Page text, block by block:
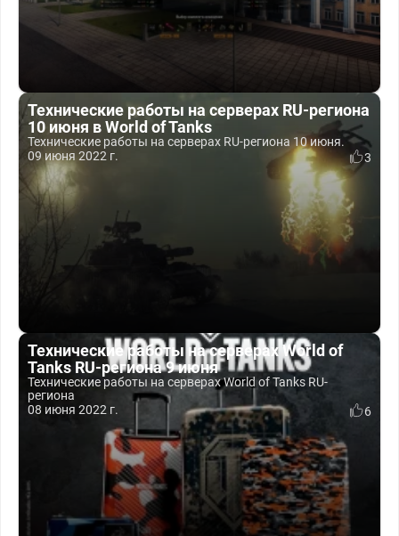
Технические работы на серверах RU-региона
10 июня в World of Tanks
Технические работы на серверах RU-региона 10 июня.
09 июня 2022 г.
3
Технические работы на серверах World of
Tanks RU-региона 9 июня
Технические работы на серверах World of Tanks RU-
региона
08 июня 2022 г.
6